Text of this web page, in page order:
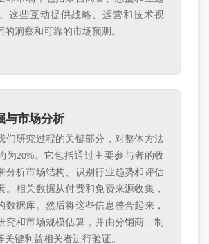
这些互动提供战略、运营和技术视
洞察和可靠的市场预测。
与市场分析
们研究过程的关键部分，对整体方法
为20%。它包括通过主要参与者的收
分析市场结构、识别行业趋势和评估
。相关数据从付费和免费来源收集，
数据库。然后将这些信息整合起来，
究和市场规模估算，并由分销商、制
键利益相关者进行验证。